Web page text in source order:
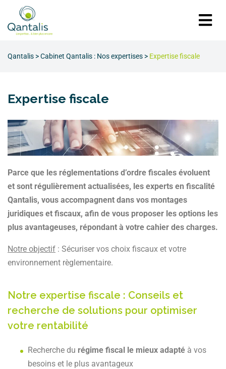
Qantalis >Cabinet Qantalis : Nos expertises > Expertise fiscale
Expertise fiscale
Parce que les réglementations d’ordre fiscales évoluent
et sont régulièrement actualisées, les experts en fiscalité
Qantalis, vous accompagnent dans vos montages
juridiques et fiscaux, afin de vous proposer les options les
plus avantageuses, répondant à votre cahier des charges.
Notre objectif : Sécuriser vos choix fiscaux et votre
environnement règlementaire.
Notre expertise fiscale : Conseils et
recherche de solutions pour optimiser
votre rentabilité
Recherche du régime fiscal le mieux adapté à vos
besoins et le plus avantageux